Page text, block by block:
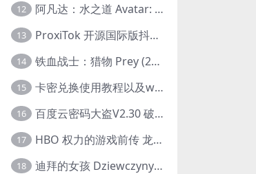
12 阿凡达：水之道 Avatar: The Way of Water (2022) 1080p 2k 4k 中文字幕
13 ProxiTok 开源国际版抖音TikTok网页版 国内网络直连
14 铁血战士：猎物 Prey (2022) 中英字幕 1080P
15 卡密兑换使用教程以及windows使用教程
16 百度云密码大盗V2.30 破解分享链接提取码
17 HBO 权力的游戏前传 龙之家族 House of the Dragon (2022) 中字 1080P 更新4集
18 迪拜的女孩 Dziewczyny z Dubaju (2021) 1080P 中字